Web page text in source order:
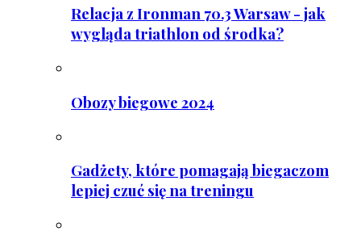
Relacja z Ironman 70.3 Warsaw - jak
wygląda triathlon od środka?
Obozy biegowe 2024
Gadżety, które pomagają biegaczom
lepiej czuć się na treningu